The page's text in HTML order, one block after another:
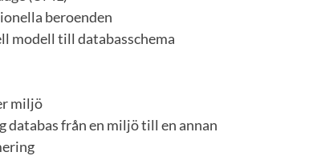
beroenden
modell till databasschema
miljö
databas från en miljö till en annan